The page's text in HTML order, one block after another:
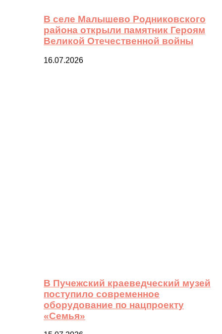
В селе Малышево Родниковского
района открыли памятник Героям
Великой Отечественной войны
16.07.2026
В Пучежский краеведческий музей
поступило современное
оборудование по нацпроекту
«Семья»